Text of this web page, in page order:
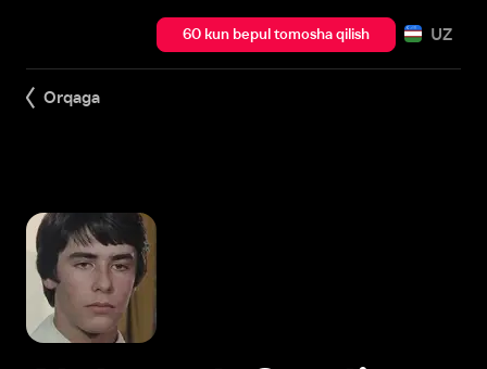
60 kun bepul tomosha qilish UZ
Orqaga